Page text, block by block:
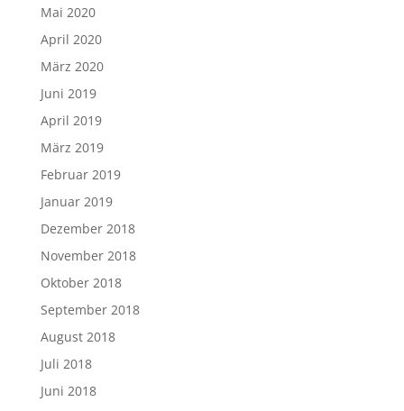
Mai 2020
April 2020
März 2020
Juni 2019
April 2019
März 2019
Februar 2019
Januar 2019
Dezember 2018
November 2018
Oktober 2018
September 2018
August 2018
Juli 2018
Juni 2018